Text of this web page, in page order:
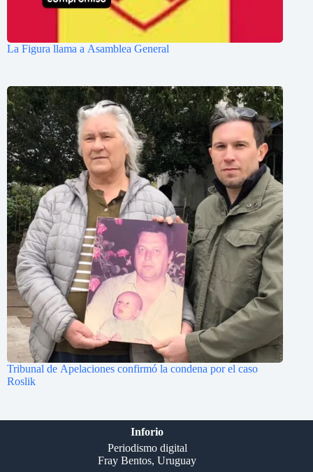
La Figura llama a Asamblea General
Tribunal de Apelaciones confirmó la condena por el caso
Roslik
Inforio
Periodismo digital
Fray Bentos, Uruguay